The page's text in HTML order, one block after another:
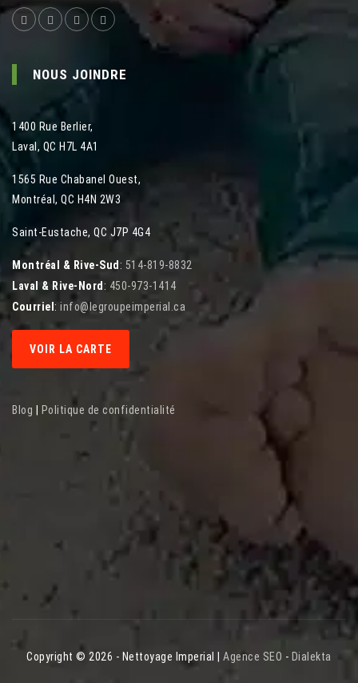
NOUS JOINDRE
1400 Rue Berlier,
Laval , QC H7L 4A1
1565 Rue Chabanel Ouest,
Montréal , QC H4N 2W3
Saint-Eustache, QC J7P 4G4
Montréal & Rive-Sud : 514-819-8832
Laval & Rive-Nord : 450-973-1414
Courriel : info@legroupeimperial.ca
VOIR LA CARTE
Blog Politique de confidentialité
Copyright © 2026 - Nettoyage Imperial |Agence SEO - Dialekta